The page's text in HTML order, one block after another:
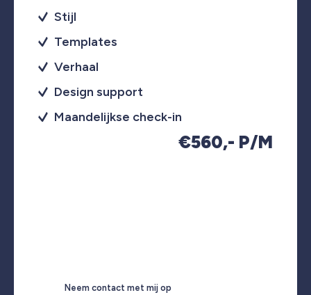
Stijl
Templates
Verhaal
Design support
Maandelijkse check-in
€560,- P/M
Neem contact met mij op